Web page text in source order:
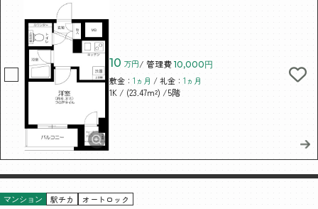
10 万円/ 管理費 10,000円
敷金：1ヵ月 / 礼金：1ヵ月
1K / (23.47m²) /5階
マンション 駅チカ オートロック